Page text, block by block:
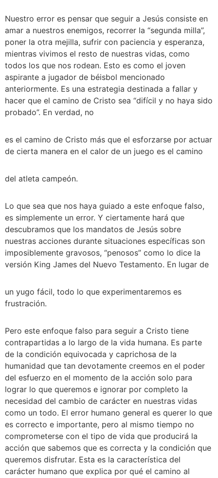
Nuestro error es pensar que seguir a Jesús consiste en
amar a nuestros enemigos, recorrer la “segunda milla”,
poner la otra mejilla, sufrir con paciencia y esperanza,
mientras vivimos el resto de nuestras vidas, como
todos los que nos rodean. Esto es como el joven
aspirante a jugador de béisbol mencionado
anteriormente. Es una estrategia destinada a fallar y
hacer que el camino de Cristo sea “difícil y no haya sido
probado”. En verdad, no
es el camino de Cristo más que el esforzarse por actuar
de cierta manera en el calor de un juego es el camino
del atleta campeón.
Lo que sea que nos haya guiado a este enfoque falso,
es simplemente un error. Y ciertamente hará que
descubramos que los mandatos de Jesús sobre
nuestras acciones durante situaciones específicas son
imposiblemente gravosos, “penosos” como lo dice la
versión King James del Nuevo Testamento. En lugar de
un yugo fácil, todo lo que experimentaremos es
frustración.
Pero este enfoque falso para seguir a Cristo tiene
contrapartidas a lo largo de la vida humana. Es parte
de la condición equivocada y caprichosa de la
humanidad que tan devotamente creemos en el poder
del esfuerzo en el momento de la acción solo para
lograr lo que queremos e ignorar por completo la
necesidad del cambio de carácter en nuestras vidas
como un todo. El error humano general es querer lo que
es correcto e importante, pero al mismo tiempo no
comprometerse con el tipo de vida que producirá la
acción que sabemos que es correcta y la condición que
queremos disfrutar. Esta es la característica del
carácter humano que explica por qué el camino al